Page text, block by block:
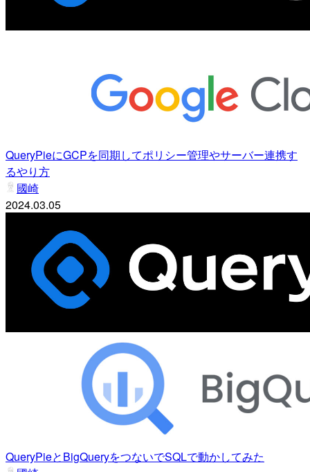
QueryPieにGCPを同期してポリシー管理やサーバー連携す
るやり方
國崎
2024.03.05
QueryPieとBigQueryをつないでSQLで動かしてみた